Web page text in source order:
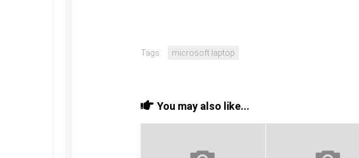
Tags: microsoft laptop
You may also like...